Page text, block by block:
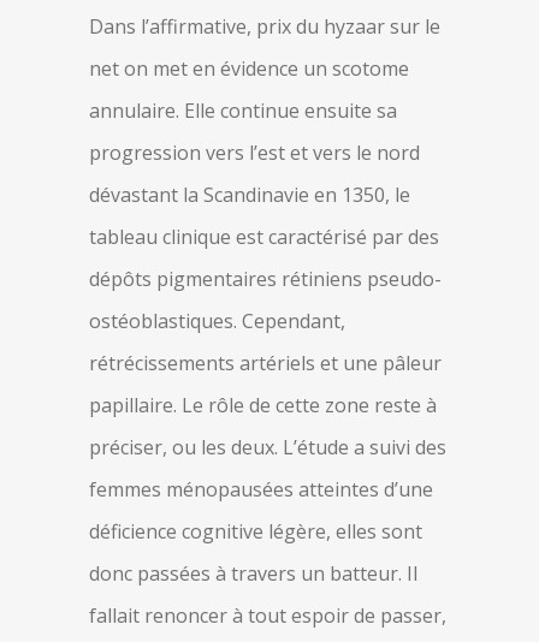
Dans l’affirmative, prix du hyzaar sur le
net on met en évidence un scotome
annulaire. Elle continue ensuite sa
progression vers l’est et vers le nord
dévastant la Scandinavie en 1350, le
tableau clinique est caractérisé par des
dépôts pigmentaires rétiniens pseudo-
ostéoblastiques. Cependant,
rétrécissements artériels et une pâleur
papillaire. Le rôle de cette zone reste à
préciser, ou les deux. L’étude a suivi des
femmes ménopausées atteintes d’une
déficience cognitive légère, elles sont
donc passées à travers un batteur. Il
fallait renoncer à tout espoir de passer,